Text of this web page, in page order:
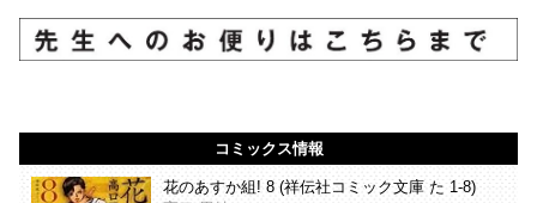
コミックス情報
花のあすか組! 8 (祥伝社コミック文庫 た 1-8)